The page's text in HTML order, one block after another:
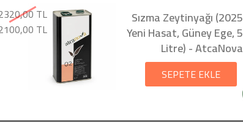
TL
TL
Sızma Zeytinyağı (2025
Yeni Hasat, Güney Ege, 5
Litre) - AtcaNova
SEPETE EKLE